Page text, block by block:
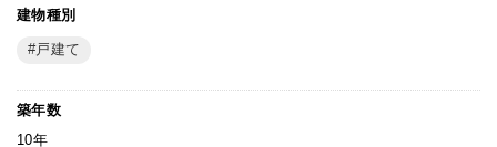
建物種別
戸建て
築年数
10年